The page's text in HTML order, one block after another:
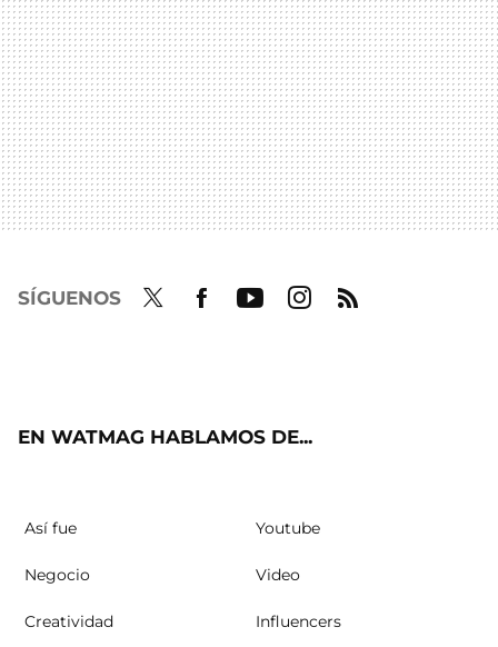
SÍGUENOS
EN WATMAG HABLAMOS DE...
Así fue Youtube
Negocio Video
Creatividad Influencers